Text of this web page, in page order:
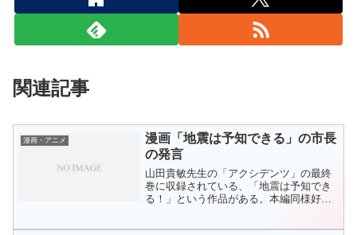
関連記事
漫画・アニメ
漫画「地震は予知できる」の市長
の発言
山田貴敏先生の「アクシデンツ」の最終
巻に収録されている、「地震は予知でき
る！」という作品がある。本編同様好き